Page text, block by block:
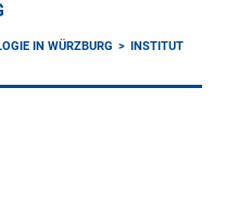
IN WÜRZBURG
INSTITUT